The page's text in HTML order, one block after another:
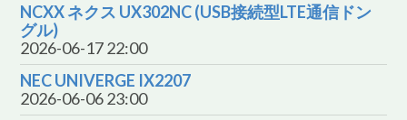
NCXX ネクス UX302NC (USB接続型LTE通信ドン
グル)
2026-06-17 22:00
NEC UNIVERGE IX2207
2026-06-06 23:00